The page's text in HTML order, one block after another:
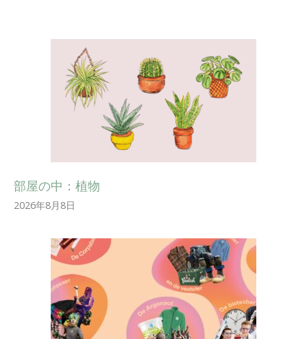
部屋の中：植物
2026年8月8日